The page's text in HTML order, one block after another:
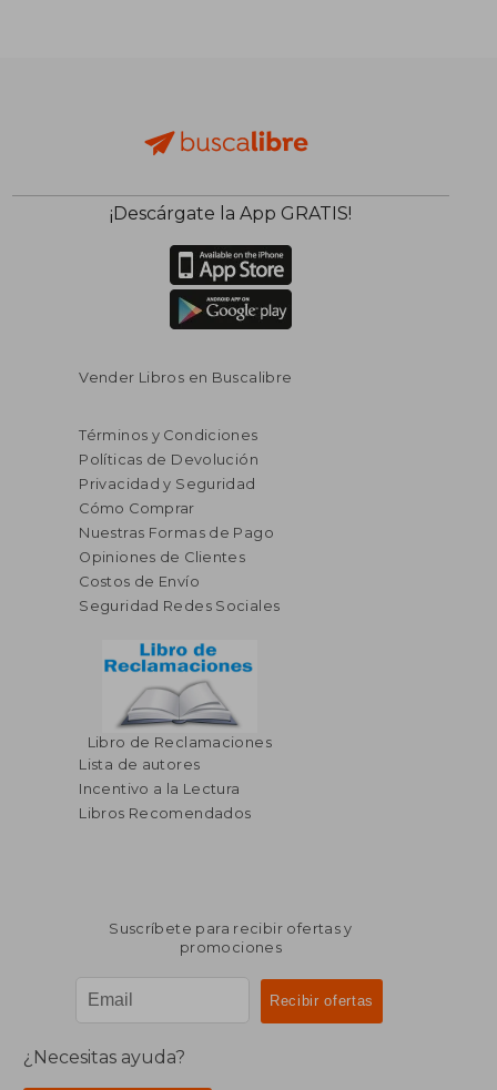
¡Descárgate la App GRATIS!
Vender Libros en Buscalibre
Términos y Condiciones
Políticas de Devolución
Privacidad y Seguridad
Cómo Comprar
Nuestras Formas de Pago
Opiniones de Clientes
Costos de Envío
Seguridad Redes Sociales
Libro de Reclamaciones
Lista de autores
Incentivo a la Lectura
Libros Recomendados
Suscríbete para recibir ofertas y
promociones
¿Necesitas ayuda?